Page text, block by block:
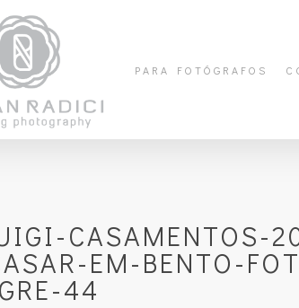
PARA FOTÓGRAFOS
CASAMENTOS-
EM-BENTO-
44